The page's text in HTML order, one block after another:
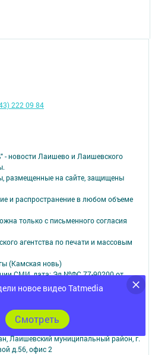
новое видео Tatmedia
Cмотреть
- новости Лаишево и Лаишевского
размещенные на сайте, защищены
и распространение в любом объеме
только с письменного согласия
агентства по печати и массовым
(Камская новь)
СМИ, дата: Эл №ФC 77-90200 от
по надзору в сфере связи,
и массовых коммуникаций
Геннадьевич Суханов
/ фактический - Российская Федерация,
Лаишевский муниципальный район, г.
д.56, офис 2
222 09 84